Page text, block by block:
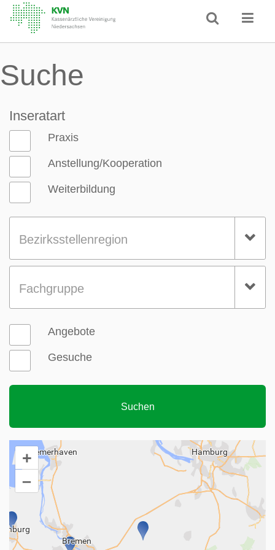
Suche
Inseratart
Praxis
Anstellung/Kooperation
Weiterbildung
Bezirksstellenregion
Fachgruppe
Angebote
Gesuche
+
–